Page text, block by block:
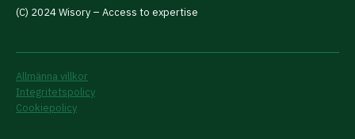
(C) 2024 Wisory – Access to expertise
Allmänna villkor
Integritetspolicy
Cookiepolicy